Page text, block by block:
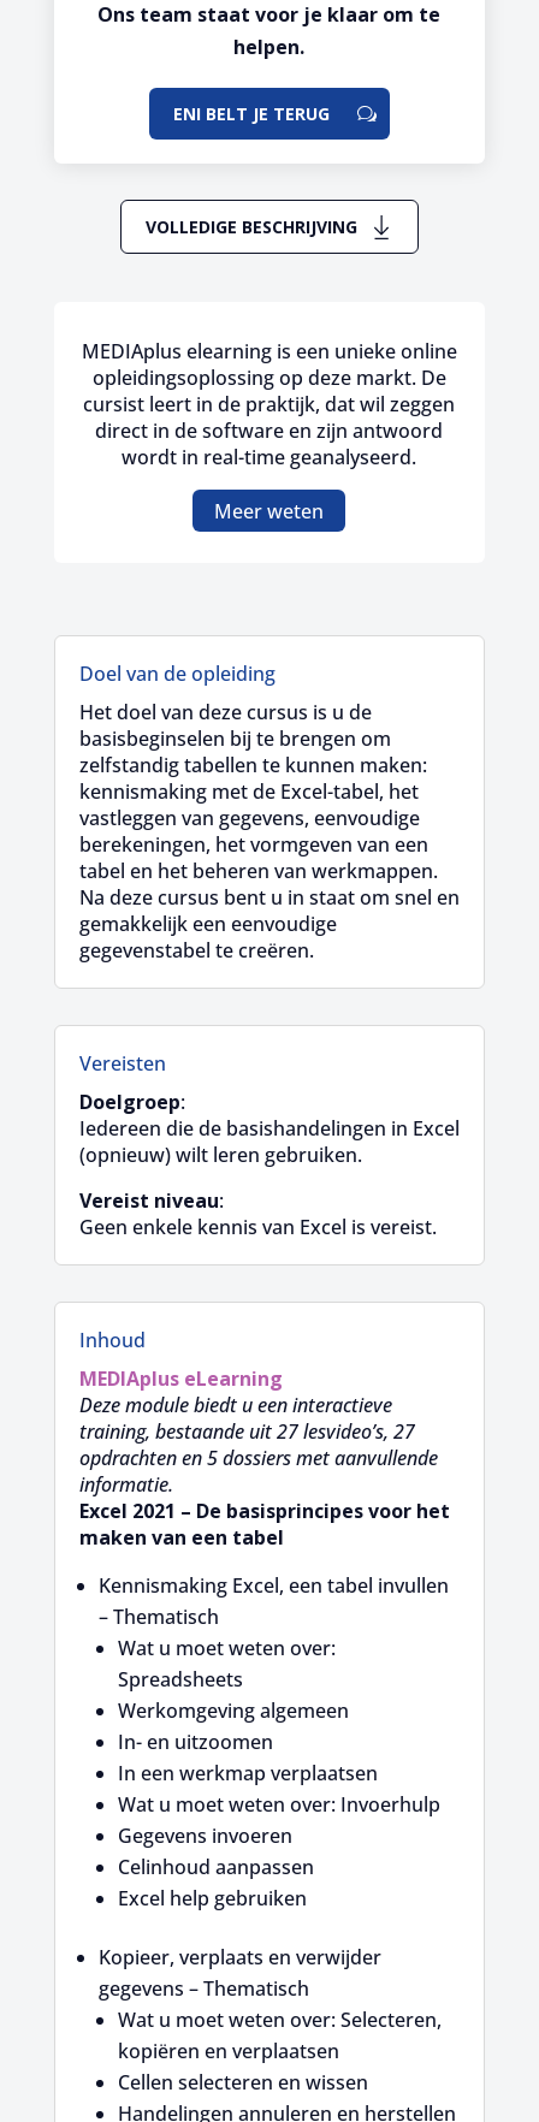
Ons team staat voor je klaar om te
helpen.
ENI BELT JE TERUG
VOLLEDIGE BESCHRIJVING
MEDIAplus elearning is een unieke online
opleidingsoplossing op deze markt. De
cursist leert in de praktijk, dat wil zeggen
direct in de software en zijn antwoord
wordt in real-time geanalyseerd.
Meer weten
Doel van de opleiding
Het doel van deze cursus is u de
basisbeginselen bij te brengen om
zelfstandig tabellen te kunnen maken:
kennismaking met de Excel-tabel, het
vastleggen van gegevens, eenvoudige
berekeningen, het vormgeven van een
tabel en het beheren van werkmappen.
Na deze cursus bent u in staat om snel en
gemakkelijk een eenvoudige
gegevenstabel te creëren.
Vereisten
Doelgroep:
Iedereen die de basishandelingen in Excel
(opnieuw) wilt leren gebruiken.
Vereist niveau:
Geen enkele kennis van Excel is vereist.
Inhoud
MEDIAplus eLearning
Deze module biedt u een interactieve
training, bestaande uit 27 lesvideo’s, 27
opdrachten en 5 dossiers met aanvullende
informatie.
Excel 2021 – De basisprincipes voor het
maken van een tabel
Kennismaking Excel, een tabel invullen
– Thematisch
Wat u moet weten over:
Spreadsheets
Werkomgeving algemeen
In- en uitzoomen
In een werkmap verplaatsen
Wat u moet weten over: Invoerhulp
Gegevens invoeren
Celinhoud aanpassen
Excel help gebruiken
Kopieer, verplaats en verwijder
gegevens – Thematisch
Wat u moet weten over: Selecteren,
kopiëren en verplaatsen
Cellen selecteren en wissen
Handelingen annuleren en herstellen